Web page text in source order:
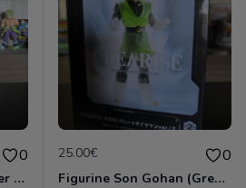
0
Figurine Son Goku Super Saiyan Blue – Blood of Saiyans – Officielle Import Japon
25.00€ 0
Figurine Son Gohan (Great Saiyaman Ver. II) Clearise – Officielle Import Japon